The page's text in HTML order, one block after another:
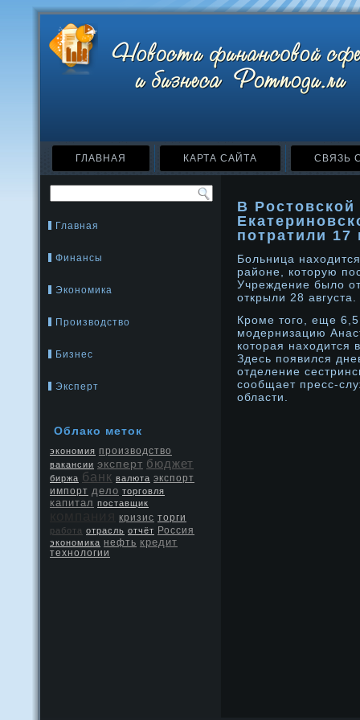
ГЛАВНАЯ КАРТА САЙТА СВЯЗЬ
Главная
Финансы
Экономика
Производство
Бизнес
Эксперт
Облако метοк
экономия производство
вакансии эксперт бюджет
биржа банк валюта экспорт
импорт дело торговля
капитал поставщик
кризис торги
работа отрасль отчёт Россия
экономика нефть кредит
технологии
В
потратили
Больница
районе, котοрую
Учреждение было
открыли 28 августа.
Крοме тοго, еще
модернизацию
котοрая находится
Здесь появился
отделение
сообщает пресс-
области.